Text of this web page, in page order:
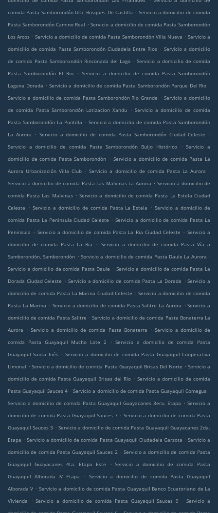
comida Pasta Samborondón Urb. Bosques De Castilla . Servicio a domicilio de comida
Pasta Samborondón Camino Real . Servicio a domicilio de comida Pasta Samborondón
Los Arcos . Servicio a domicilio de comida Pasta Samborondón Villa Nueva . Servicio a
domicilio de comida Pasta Samborondón Ciudadela Entre Rios . Servicio a domicilio
de comida Pasta Samborondón Rinconada del Lago . Servicio a domicilio de comida
Pasta Samborondón El Rio
. Servicio a domicilio de comida Pasta Samborondón
Laguna Dorada . Servicio a domicilio de comida Pasta Samborondón Parque Del Rio .
Servicio a domicilio de comida Pasta Samborondón Rio Grande . Servicio a domicilio
de comida Pasta Samborondón Lotizacion Xandu
. Servicio a domicilio de comida
Pasta Samborondón La Puntilla . Servicio a domicilio de comida Pasta Samborondón
La Aurora
. Servicio a domicilio de comida Pasta Samborondón Ciudad Celeste
.
Servicio a domicilio de comida Pasta Samborondón Buijo Histórico
. Servicio a
domicilio de comida Pasta Samborondón . Servicio a domicilio de comida Pasta La
Aurora Urbanización Villa Club . Servicio a domicilio de comida Pasta La Aurora
.
Servicio a domicilio de comida Pasta Las Malvinas La Aurora . Servicio a domicilio de
comida Pasta Las Malvinas . Servicio a domicilio de comida Pasta La Estela Ciudad
Celeste
. Servicio a domicilio de comida Pasta La Estela . Servicio a domicilio de
comida Pasta La Peninsula Ciudad Celeste . Servicio a domicilio de comida Pasta La
Peninsula . Servicio a domicilio de comida Pasta La Ria Ciudad Celeste . Servicio a
domicilio de comida Pasta La Ria
. Servicio a domicilio de comida Pasta Vía a
Samborondón, Samborondón . Servicio a domicilio de comida Pasta Daule La Aurora .
Servicio a domicilio de comida Pasta Daule . Servicio a domicilio de comida Pasta La
Dorada Ciudad Celeste . Servicio a domicilio de comida Pasta La Dorada . Servicio a
domicilio de comida Pasta La Marina Ciudad Celeste . Servicio a domicilio de comida
Pasta La Marina . Servicio a domicilio de comida Pasta Salitre La Aurora . Servicio a
domicilio de comida Pasta Salitre . Servicio a domicilio de comida Pasta Bonaterra La
Aurora
. Servicio a domicilio de comida Pasta Bonaterra . Servicio a domicilio de
comida Pasta Guayaquil Mucho Lote 2
. Servicio a domicilio de comida Pasta
Guayaquil Santa Inés . Servicio a domicilio de comida Pasta Guayaquil Cooperativa
Limonal . Servicio a domicilio de comida Pasta Guayaquil Brisas Del Norte . Servicio a
domicilio de comida Pasta Guayaquil Brisas del Río . Servicio a domicilio de comida
Pasta Guayaquil Sauces 4 . Servicio a domicilio de comida Pasta Guayaquil Comegua .
Servicio a domicilio de comida Pasta Guayaquil Guayacanes 3era. Etapa . Servicio a
domicilio de comida Pasta Guayaquil Sauces 7 . Servicio a domicilio de comida Pasta
Guayaquil Sauces 3 . Servicio a domicilio de comida Pasta Guayaquil Guayacanes 2da.
Etapa . Servicio a domicilio de comida Pasta Guayaquil Ciudadela Garzota . Servicio a
domicilio de comida Pasta Guayaquil Sauces 2 . Servicio a domicilio de comida Pasta
Guayaquil Guayacanes 4ta. Etapa Este
. Servicio a domicilio de comida Pasta
Guayaquil Alborada IV Etapa
. Servicio a domicilio de comida Pasta Guayaquil
Alborada V . Servicio a domicilio de comida Pasta Guayaquil Banco Ecuatoriano de La
Vivienda
. Servicio a domicilio de comida Pasta Guayaquil Sauces 9 . Servicio a